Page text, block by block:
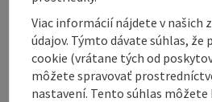
the ...
Display complete description
Viac informácií nájdete v našich
údajov. Týmto dávate súhlas,
cookie (vrátane tých od
môžete spravovať
nastavení. Tento súhlas